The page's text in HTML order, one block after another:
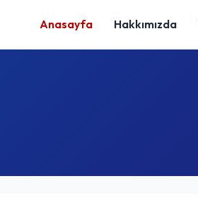
Anasayfa Hakkımızda